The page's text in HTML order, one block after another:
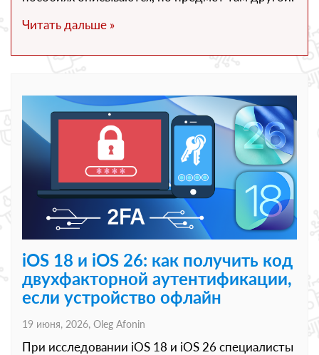
Читать дальше »
iOS 18 и iOS 26: как получить код
двухфакторной аутентификации,
если устройство офлайн
19 июня, 2026, Oleg Afonin
При исследовании iOS 18 и iOS 26 специалисты